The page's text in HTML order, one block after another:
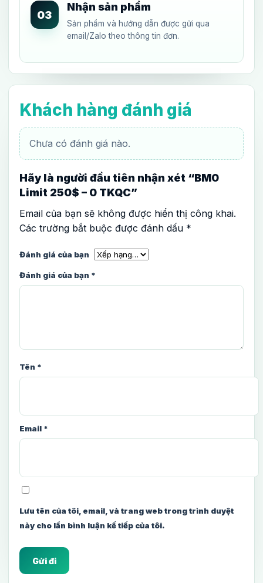
03
Nhận sản phẩm
Sản phẩm và hướng dẫn được gửi qua
email/Zalo theo thông tin đơn.
Khách hàng đánh giá
Chưa có đánh giá nào.
Hãy là người đầu tiên nhận xét “BM0
Limit 250$ – 0 TKQC”
Email của bạn sẽ không được hiển thị công khai.
Các trường bắt buộc được đánh dấu *
Đánh giá của bạn
Đánh giá của bạn *
Tên *
Email *
Lưu tên của tôi, email, và trang web trong trình duyệt
này cho lần bình luận kế tiếp của tôi.